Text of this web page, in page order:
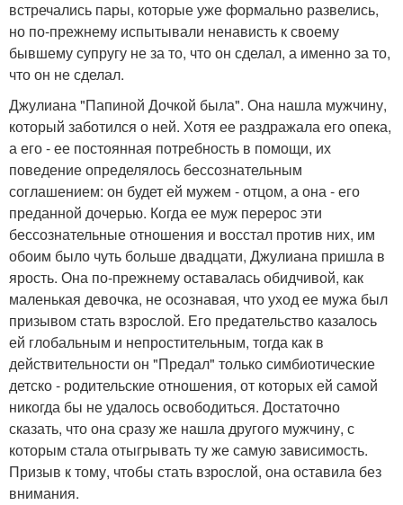
встречались пары, которые уже формально развелись,
но по-прежнему испытывали ненависть к своему
бывшему супругу не за то, что он сделал, а именно за то,
что он не сделал.
Джулиана "Папиной Дочкой была". Она нашла мужчину,
который заботился о ней. Хотя ее раздражала его опека,
а его - ее постоянная потребность в помощи, их
поведение определялось бессознательным
соглашением: он будет ей мужем - отцом, а она - его
преданной дочерью. Когда ее муж перерос эти
бессознательные отношения и восстал против них, им
обоим было чуть больше двадцати, Джулиана пришла в
ярость. Она по-прежнему оставалась обидчивой, как
маленькая девочка, не осознавая, что уход ее мужа был
призывом стать взрослой. Его предательство казалось
ей глобальным и непростительным, тогда как в
действительности он "Предал" только симбиотические
детско - родительские отношения, от которых ей самой
никогда бы не удалось освободиться. Достаточно
сказать, что она сразу же нашла другого мужчину, с
которым стала отыгрывать ту же самую зависимость.
Призыв к тому, чтобы стать взрослой, она оставила без
внимания.